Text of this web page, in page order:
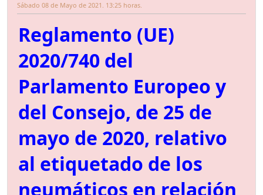
Sábado 08 de Mayo de 2021. 13:25 horas.
Reglamento (UE)
2020/740 del
Parlamento Europeo y
del Consejo, de 25 de
mayo de 2020, relativo
al etiquetado de los
neumáticos en relación